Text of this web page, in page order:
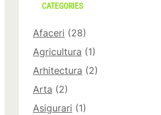
CATEGORIES
Afaceri (28)
Agricultura (1)
Arhitectura (2)
Arta (2)
Asigurari (1)